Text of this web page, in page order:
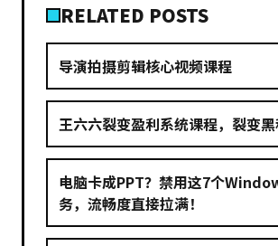
RELATED POSTS
导演拍摄剪辑核心视频课程
王六六裂变盈利系统课程，裂变
电脑卡成PPT？禁用这7个
务，流畅度直接拉满！